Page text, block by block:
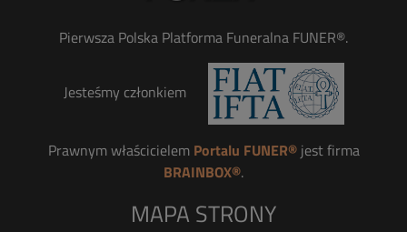
Pierwsza Polska Platforma Funeralna FUNER®.
Jesteśmy członkiem
Prawnym właścicielem Portalu FUNER®jest firma
BRAINBOX®.
MAPA STRONY